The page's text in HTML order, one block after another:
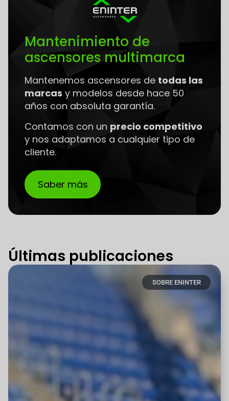
Mantenimiento de
ascensores multimarca
Mantenemos ascensores de todas las
marcas y modelos desde hace 50
años con absoluta garantía.
Contamos con un precio competitivo
y nos adaptamos a cualquier tipo de
cliente.
Saber más
Últimas publicaciones
SOBRE ENINTER